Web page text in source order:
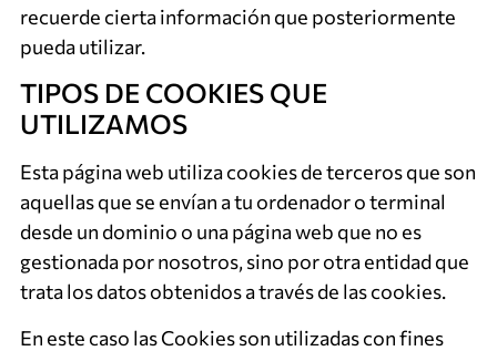
recuerde cierta información que posteriormente
pueda utilizar.
TIPOS DE COOKIES QUE
UTILIZAMOS
Esta página web utiliza cookies de terceros que son
aquellas que se envían a tu ordenador o terminal
desde un dominio o una página web que no es
gestionada por nosotros, sino por otra entidad que
trata los datos obtenidos a través de las cookies.
En este caso las Cookies son utilizadas con fines